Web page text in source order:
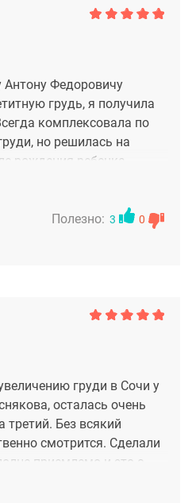
и чуткий, в клинике
настолько там
Антону Федоровичу
грудь, я получила
комплексовала по
но решилась на
рождения ребенка.
восторг. Я обожаю
своего дела!
Полезно: 3 0
груди в Сочи у
осталась очень
третий. Без всякий
смотрится. Сделали
приемлемо и это с
в клинике,